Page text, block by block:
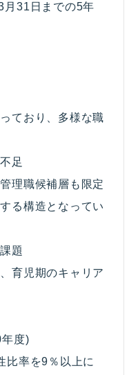
31日までの5年
ており、多様な職
足
理職候補層も限定
る構造となってい
題
育児期のキャリア
度)
比率を9％以上に